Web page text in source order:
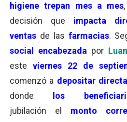
higiene trepan mes a mes
decisión que impacta
ventas de las farmacias.
social
encabezada por
este viernes 22 de
comenzó a depositar
donde
los
jubilación el
monto